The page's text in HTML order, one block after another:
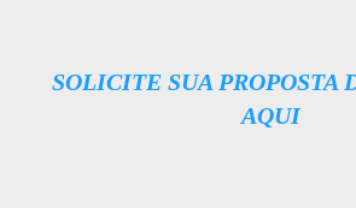
SOLICITE SUA PROPOSTA
AQUI